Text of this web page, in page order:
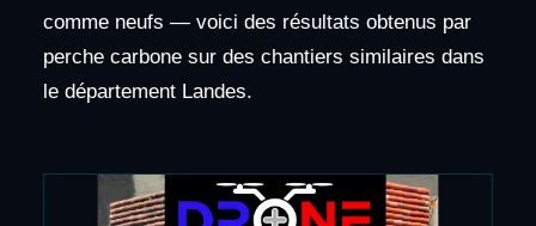
comme neufs — voici des résultats obtenus par
perche carbone sur des chantiers similaires dans
le département Landes.